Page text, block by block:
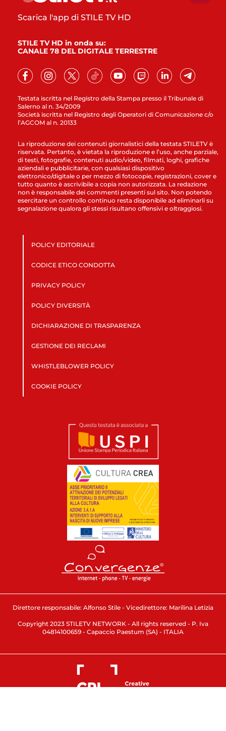
Testata iscritta nel Registro della Stampa presso il Tribunale di
Salerno al n. 34/2009
Società iscritta nel Registro degli Operatori di Comunicazione c/o
l’AGCOM al n. 20133
Scarica l'app di STILE TV HD
STILE TV HD in onda su:
CANALE 78 DEL DIGITALE TERRESTRE
La riproduzione dei contenuti giornalistici della testata STILETV è
riservata. Pertanto, è vietata la riproduzione e l’uso, anche parziale,
di testi, fotografie, contenuti audio/video, filmati, loghi, grafiche
aziendali e pubblicitarie, con qualsiasi dispositivo
elettronico/digitale o per mezzo di fotocopie, registrazioni, cover e
tutto quanto è ascrivibile a copia non autorizzata. La redazione
non è responsabile dei commenti presenti sul sito. Non potendo
esercitare un controllo continuo resta disponibile ad eliminarli su
segnalazione qualora gli stessi risultano offensivi e oltraggiosi.
POLICY EDITORIALE
CODICE ETICO CONDOTTA
PRIVACY POLICY
POLICY DIVERSITÀ
DICHIARAZIONE DI TRASPARENZA
GESTIONE DEI RECLAMI
WHISTLEBLOWER POLICY
COOKIE POLICY
Direttore responsabile: Alfonso Stile - Vicedirettore: Marilina Letizia
Copyright 2023 STILETV NETWORK - All rights reserved - P. Iva
04814100659 - Capaccio Paestum (SA) - ITALIA